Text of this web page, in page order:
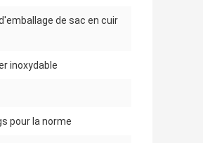
de sac en cuir
inoxydable
pour la norme